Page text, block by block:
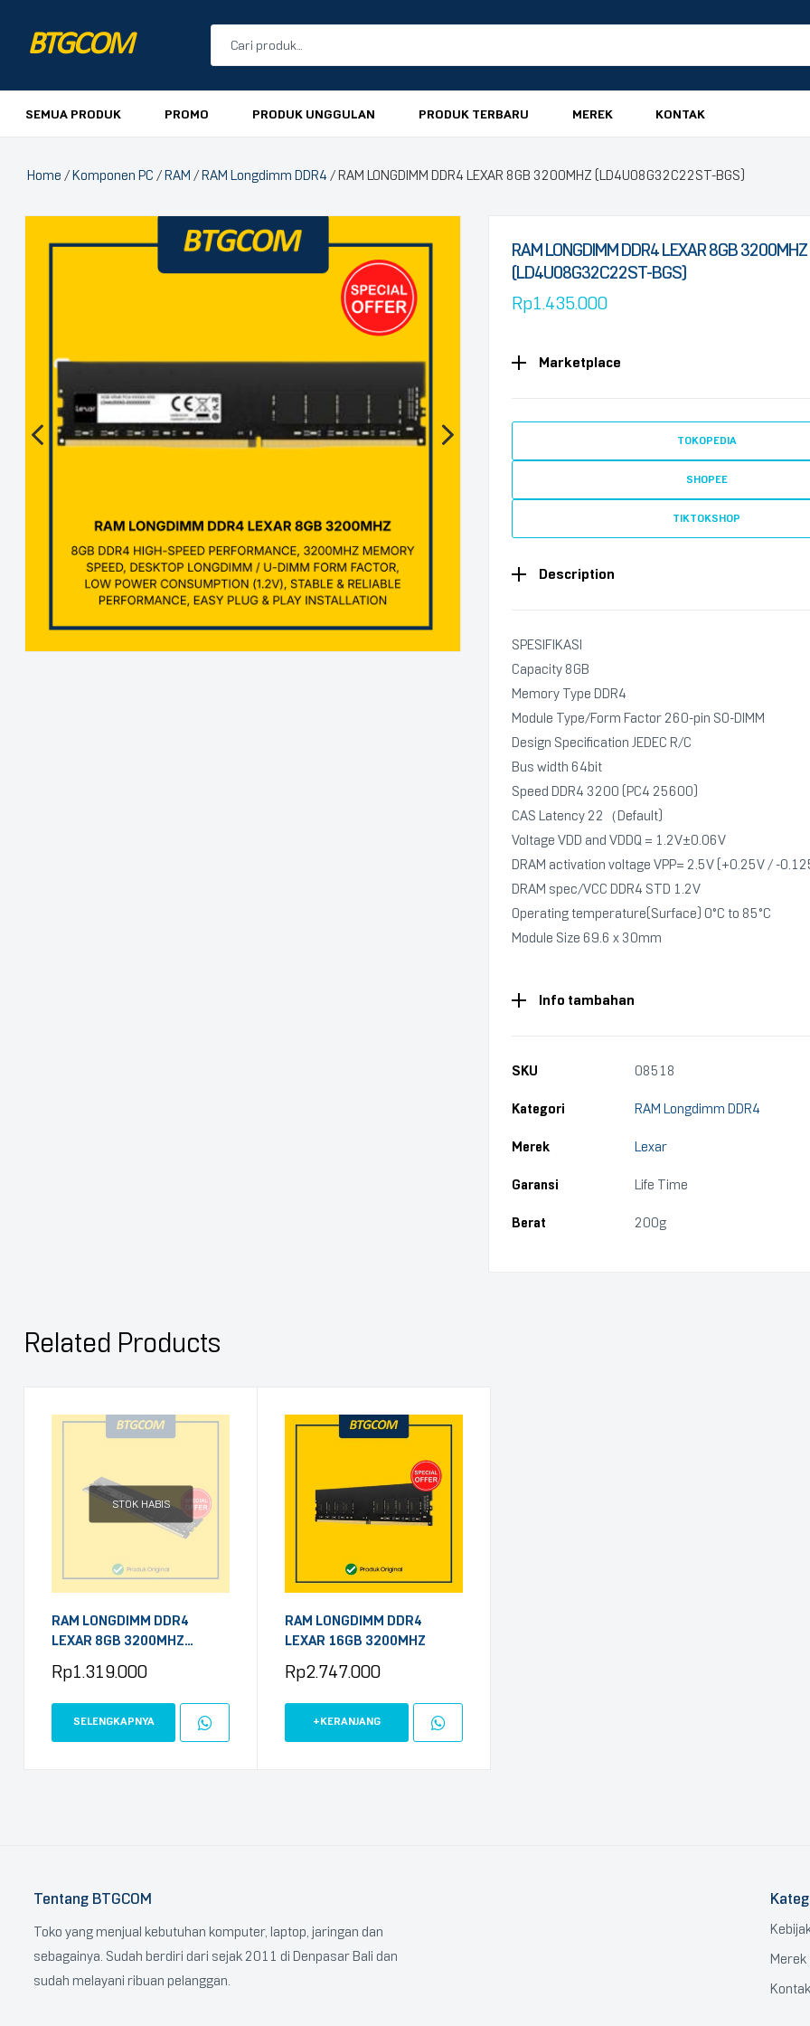
BTGCOM
SEMUA PRODUK PROMO PRODUK UNGGULAN PRODUK TERBARU MEREK KONTAK
Home /Komponen PC /RAM /RAM Longdimm DDR4 / RAM LONGDIMM DDR4 LEXAR 8GB 3200MHZ (LD4U08G32C22ST-BGS)
🔍
RAM LONGDIMM DDR4 LEXAR 8GB 3200MHZ
(LD4U08G32C22ST-BGS)
Rp1.435.000
Marketplace
TOKOPEDIA
SHOPEE
TIKTOKSHOP
Description
SPESIFIKASI
Capacity 8GB
Memory Type DDR4
Module Type/Form Factor 260-pin SO-DIMM
Design Specification JEDEC R/C
Bus width 64bit
Speed DDR4 3200 (PC4 25600)
CAS Latency 22（Default)
Voltage VDD and VDDQ = 1.2V±0.06V
DRAM activation voltage VPP= 2.5V (+0.25V / -
DRAM spec/VCC DDR4 STD 1.2V
Operating temperature(Surface) 0°C to 85°C
Module Size 69.6 x 30mm
Info tambahan
SKU 08518
Kategori RAM Longdimm DDR4
Merek Lexar
Garansi Life Time
Berat 200g
Related Products
STOK HABIS
RAM LONGDIMM DDR4
LEXAR 8GB 3200MHZ
Rp1.319.000
SELENGKAPNYA
RAM LONGDIMM DDR4
LEXAR 16GB 3200MHZ
Rp2.747.000
+KERANJANG
Tentang BTGCOM
Toko yang menjual kebutuhan komputer, laptop, jaringan dan
sebagainya. Sudah berdiri dari sejak 2011 di Denpasar Bali dan
sudah melayani ribuan pelanggan.
Merek
Kontak